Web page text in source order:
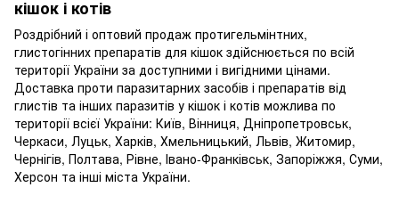
кішок і котів
Роздрібний і оптовий продаж протигельмінтних,
глистогінних препаратів для кішок здійснюється по всій
території України за доступними і вигідними цінами.
Доставка проти паразитарних засобів і препаратів від
глистів та інших паразитів у кішок і котів можлива по
території всієї України: Київ, Вінниця, Дніпропетровськ,
Черкаси, Луцьк, Харків, Хмельницький, Львів, Житомир,
Чернігів, Полтава, Рівне, Івано-Франківськ, Запоріжжя, Суми,
Херсон та інші міста України.